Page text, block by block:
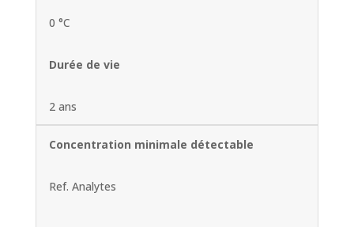
0 °C
Durée de vie
2 ans
Concentration minimale détectable
Ref. Analytes